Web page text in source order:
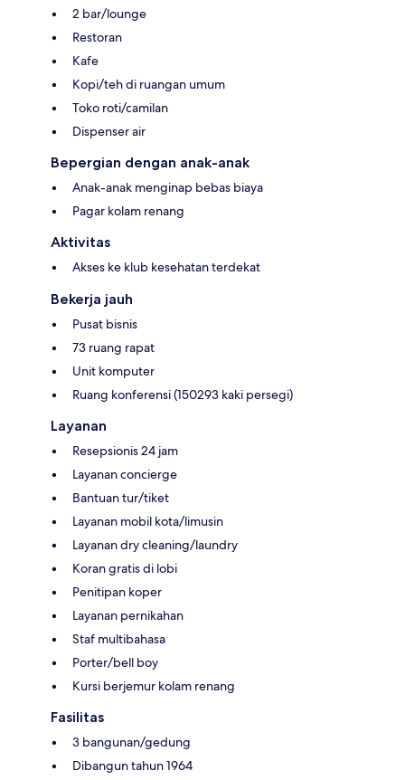
2 bar/lounge
Restoran
Kafe
Kopi/teh di ruangan umum
Toko roti/camilan
Dispenser air
Bepergian dengan anak-anak
Anak-anak menginap bebas biaya
Pagar kolam renang
Aktivitas
Akses ke klub kesehatan terdekat
Bekerja jauh
Pusat bisnis
73 ruang rapat
Unit komputer
Ruang konferensi (150293 kaki persegi)
Layanan
Resepsionis 24 jam
Layanan concierge
Bantuan tur/tiket
Layanan mobil kota/limusin
Layanan dry cleaning/laundry
Koran gratis di lobi
Penitipan koper
Layanan pernikahan
Staf multibahasa
Porter/bell boy
Kursi berjemur kolam renang
Fasilitas
3 bangunan/gedung
Dibangun tahun 1964